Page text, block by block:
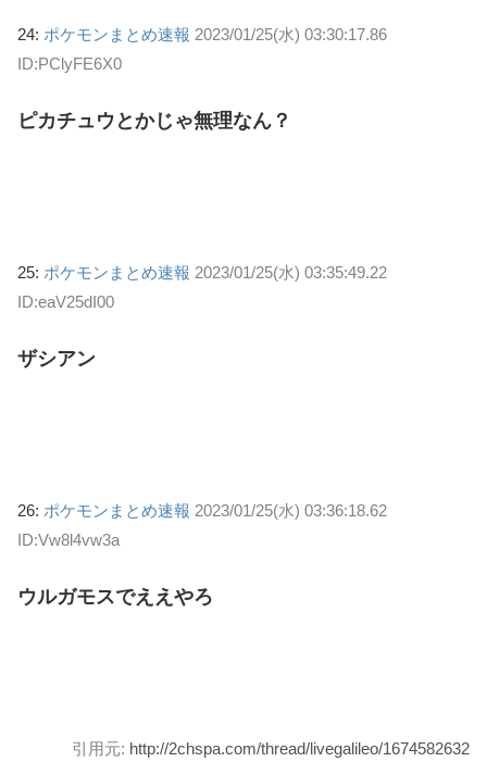
24: ポケモンまとめ速報 2023/01/25(水) 03:30:17.86
ID:PClyFE6X0
ピカチュウとかじゃ無理なん？
25: ポケモンまとめ速報 2023/01/25(水) 03:35:49.22
ID:eaV25dI00
ザシアン
26: ポケモンまとめ速報 2023/01/25(水) 03:36:18.62
ID:Vw8l4vw3a
ウルガモスでええやろ
引用元: http://2chspa.com/thread/livegalileo/1674582632